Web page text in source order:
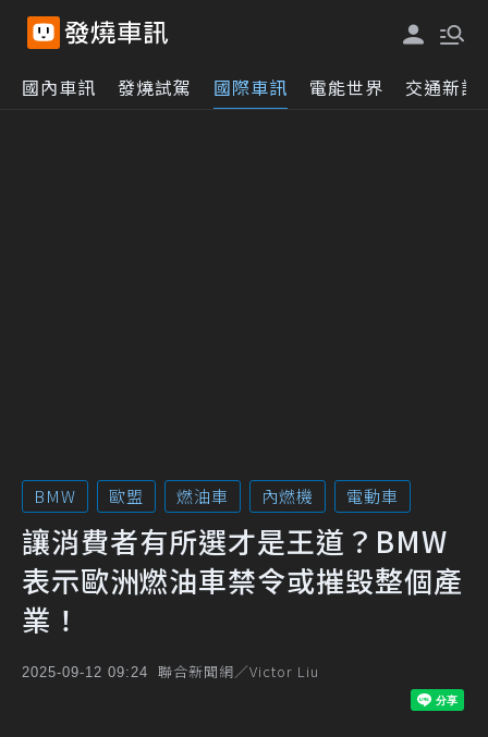
國內車訊 發燒試駕 國際車訊 電能世界 交通新訊
BMW 歐盟 燃油車 內燃機 電動車
讓消費者有所選才是王道？BMW
表示歐洲燃油車禁令或摧毀整個產
業！
2025-09-12 09:24 聯合新聞網／Victor Liu